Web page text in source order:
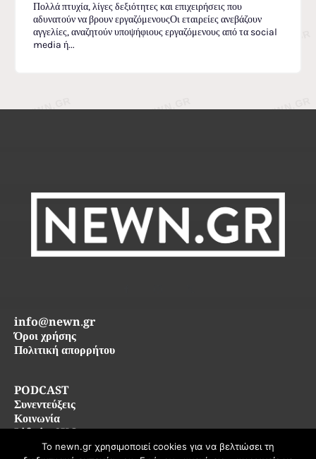
Πολλά πτυχία, λίγες δεξιότητες και επιχειρήσεις που
αδυνατούν να βρουν εργαζόμενουςΟι εταιρείες ανεβάζουν
αγγελίες, αναζητούν υποψήφιους εργαζόμενους από τα social
media ή...
PODCAST
Συνεντεύξεις
Κοινωνία
Life in SKG
info@newn.gr
Όροι χρήσης
Πολιτική απορρήτου
Το newn.gr χρησιμοποιεί cookies για να βελτιώσει τη